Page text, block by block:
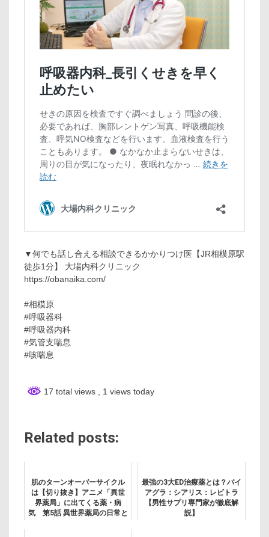
▼何でも話し合える相談できるかかりつけ医【JR相模原駅
徒歩1分】 大場内科クリニック
https://obanaika.com/
#相模原
#呼吸器科
#呼吸器内科
#気管支喘息
#咳喘息
17 total views , 1 views today
Related posts:
肌のターンオーバーサイクル
は【切り抜き】アニメ「異世
界薬局」に出てくる薬・病
気 第5話 異世界薬局の日常と
最強の3大ED治療薬とは？バイ
アグラ：シアリス：レビトラ
【男性サプリ専門家が徹底解
説】